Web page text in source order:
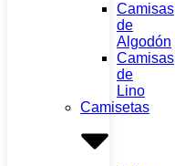
Camisas
de
Algodón
Camisas
de
Lino
Camisetas